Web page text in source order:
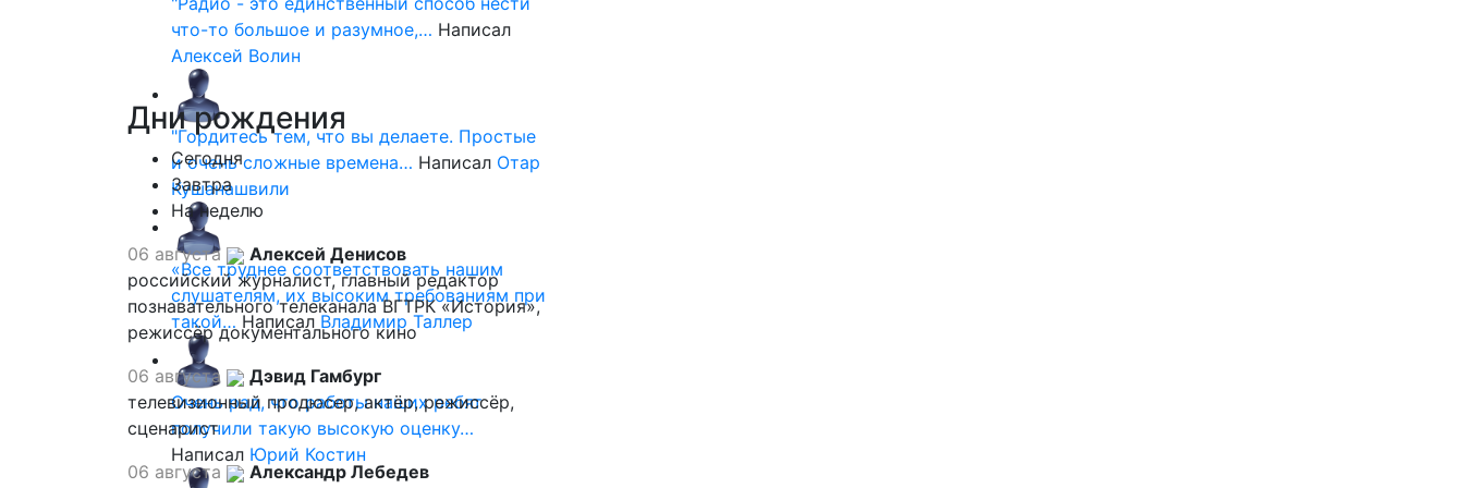
что-то большое и разумное,… Написал
Алексей Волин
"Гордитесь тем, что вы делаете. Простые
и очень сложные времена… Написал Отар
Кушанашвили
«Все труднее соответствовать нашим
слушателям, их высоким требованиям при
такой… Написал Владимир Таллер
Очень рад, что работы наших ребят
получили такую высокую оценку…
Написал Юрий Костин
Днирождения
Сегодня
Завтра
На неделю
06 августа
Алексей Денисов
российский журналист, главный редактор
познавательного телеканала ВГТРК «История»,
режиссёр документального кино
06 августа
Дэвид Гамбург
телевизионный продюсер, актёр, режиссёр,
сценарист
06 августа
Александр Лебедев